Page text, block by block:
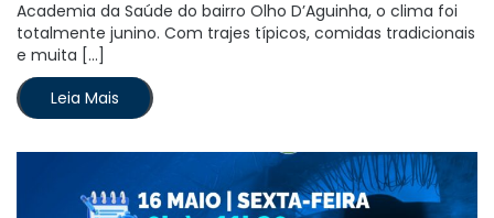
Academia da Saúde do bairro Olho D’Aguinha, o clima foi
totalmente junino. Com trajes típicos, comidas tradicionais
e muita […]
Leia Mais